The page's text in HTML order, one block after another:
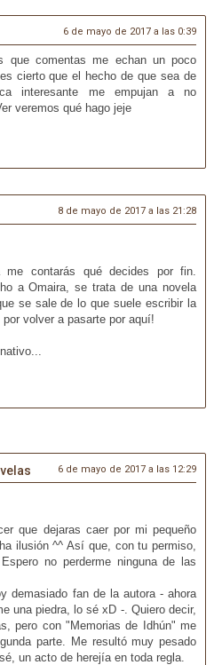
6 de mayo de 2017 a las 0:39
que comentas me echan un poco
cierto que el hecho de que sea de
interesante me empujan a no
veremos qué hago jeje
8 de mayo de 2017 a las 21:28
me contarás qué decides por fin.
a Omaira, se trata de una novela
se sale de lo que suele escribir la
por volver a pasarte por aquí!
6 de mayo de 2017 a las 12:29
que dejaras caer por mi pequeño
ilusión ^^ Así que, con tu permiso,
no perderme ninguna de las
demasiado fan de la autora - ahora
una piedra, lo sé xD -. Quiero decir,
pero con "Memorias de Idhún" me
parte. Me resultó muy pesado
un acto de herejía en toda regla.